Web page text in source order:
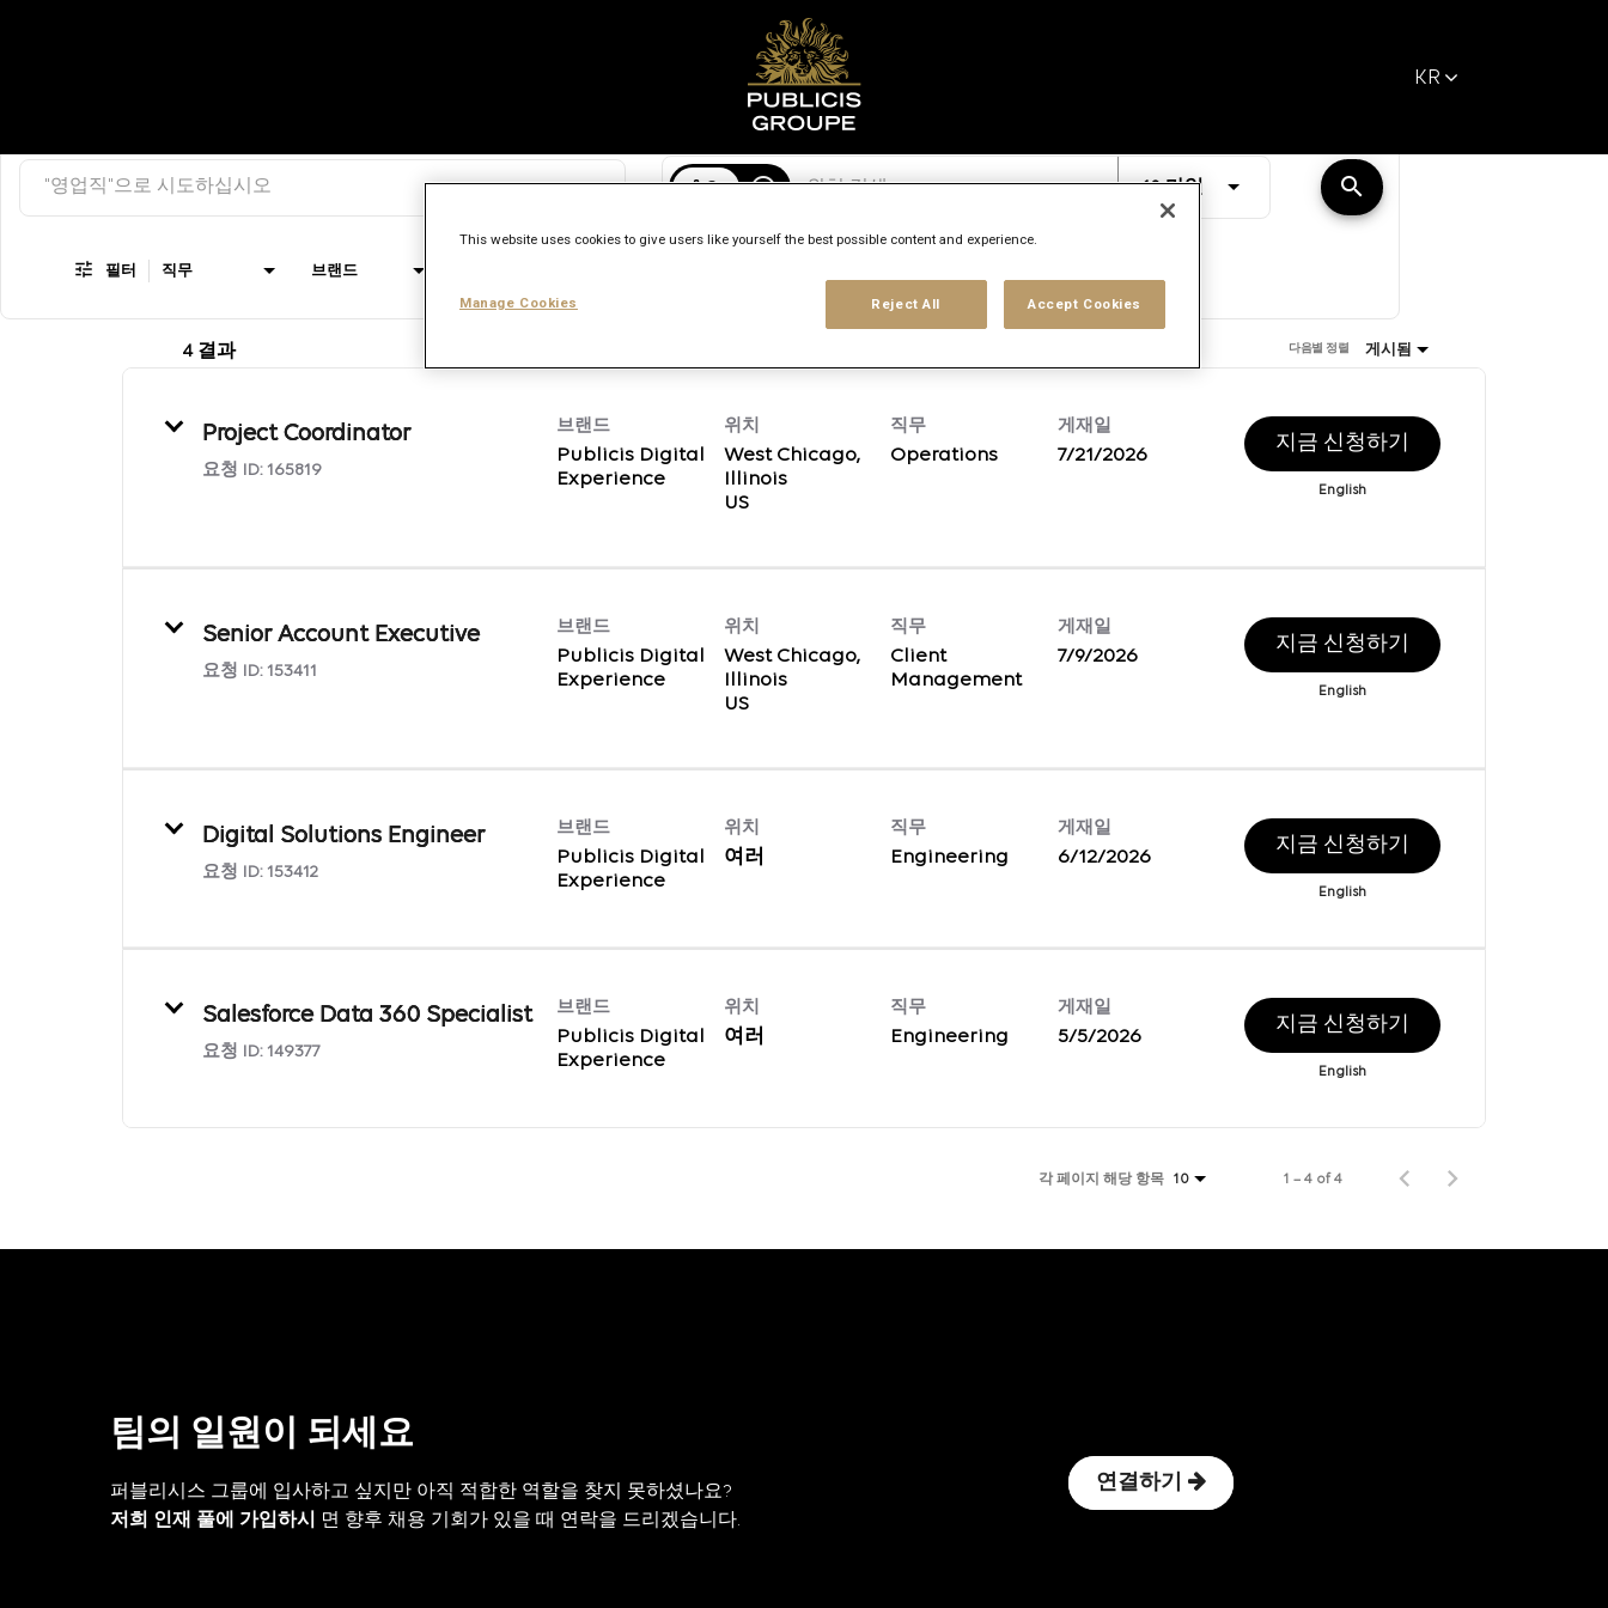
KR
Job Search Page
access_time 10 마일 JOBS.DISTANCEUNITS_SCREENREADER_TEXT
search
필터 직무 브랜드
4 결과 게시됨
다음별 정렬
Project Coordinator
요청 ID: 165819
브랜드
Publicis Digital
Experience
위치
West Chicago,
Illinois
US
직무
Operations
게재일
7/21/2026
지금 신청하기
English
Senior Account Executive
요청 ID: 153411
브랜드
Publicis Digital
Experience
위치
West Chicago,
Illinois
US
직무
Client
Management
게재일
7/9/2026
지금 신청하기
English
Digital Solutions Engineer
요청 ID: 153412
브랜드
Publicis Digital
Experience
위치
여러
직무
Engineering
게재일
6/12/2026
지금 신청하기
English
Salesforce Data 360 Specialist
요청 ID: 149377
브랜드
Publicis Digital
Experience
위치
여러
직무
Engineering
게재일
5/5/2026
지금 신청하기
English
각 페이지 해당 항목 10 1 – 4 of 4
팀의 일원이 되세요
퍼블리시스 그룹에 입사하고 싶지만 아직 적합한 역할을 찾지 못하셨나요?
저희 인재 풀에 가입하시
면 향후 채용 기회가 있을 때 연락을 드리겠습니다.
연결하기
This website uses cookies to give users like yourself the best possible content and experience.
Reject All Accept Cookies
Manage Cookies